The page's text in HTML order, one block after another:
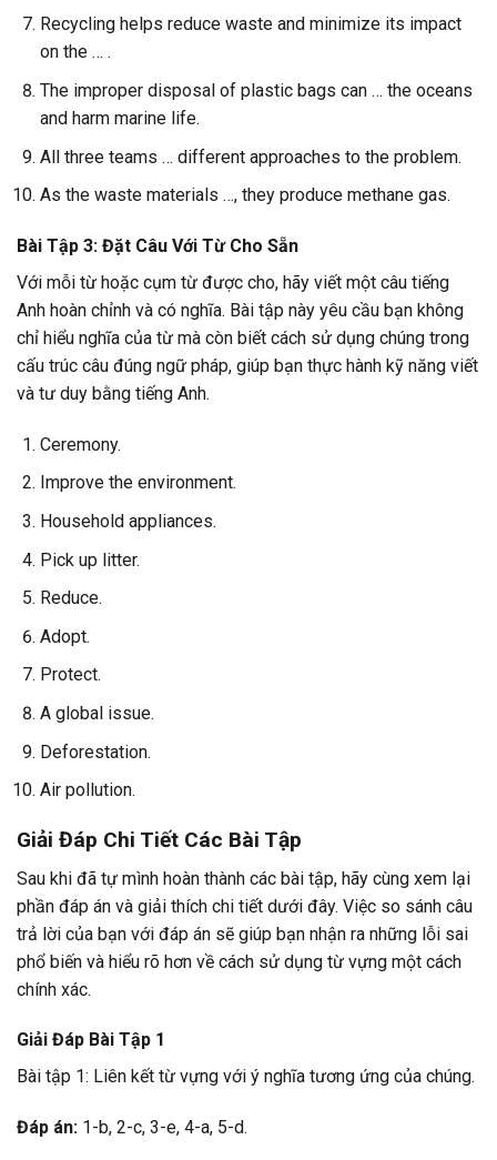
Recycling helps reduce waste and minimize its impact
on the … .
The improper disposal of plastic bags can … the oceans
and harm marine life.
All three teams … different approaches to the problem.
As the waste materials …, they produce methane gas.
Bài Tập 3: Đặt Câu Với Từ Cho Sẵn
Với mỗi từ hoặc cụm từ được cho, hãy viết một câu tiếng
Anh hoàn chỉnh và có nghĩa. Bài tập này yêu cầu bạn không
chỉ hiểu nghĩa của từ mà còn biết cách sử dụng chúng trong
cấu trúc câu đúng ngữ pháp, giúp bạn thực hành kỹ năng viết
và tư duy bằng tiếng Anh.
Ceremony.
Improve the environment.
Household appliances.
Pick up litter.
Reduce.
Adopt.
Protect.
A global issue.
Deforestation.
Air pollution.
Giải Đáp Chi Tiết Các Bài Tập
Sau khi đã tự mình hoàn thành các bài tập, hãy cùng xem lại
phần đáp án và giải thích chi tiết dưới đây. Việc so sánh câu
trả lời của bạn với đáp án sẽ giúp bạn nhận ra những lỗi sai
phổ biến và hiểu rõ hơn về cách sử dụng từ vựng một cách
chính xác.
Giải Đáp Bài Tập 1
Bài tập 1: Liên kết từ vựng với ý nghĩa tương ứng của chúng.
Đáp án: 1-b, 2-c, 3-e, 4-a, 5-d.